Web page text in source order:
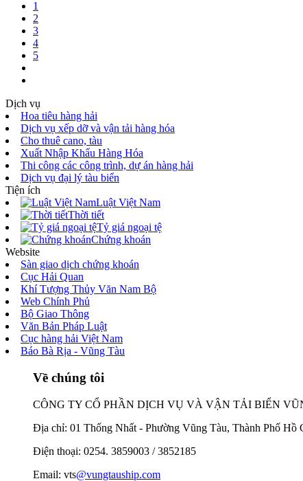
1
2
3
4
5
Dịch vụ
Hoa tiêu hàng hải
Dịch vụ xếp dỡ và vận tải hàng hóa
Cho thuê cano, tàu
Xuất Nhập Khẩu Hàng Hóa
Thi công các công trình, dự án hàng hải
Dịch vụ đại lý tàu biển
Tiện ích
Luật Việt Nam
Thời tiết
Tỷ giá ngoại tệ
Chứng khoán
Website
Sàn giao dịch chứng khoán
Cục Hải Quan
Khí Tượng Thủy Văn Nam Bộ
Web Chính Phủ
Bộ Giao Thông
Văn Bản Pháp Luật
Cục hàng hải Việt Nam
Báo Bà Rịa - Vũng Tàu
Về chúng tôi
CÔNG TY CỔ PHẦN DỊCH VỤ VÀ VẬN TẢI BIỂN
Địa chỉ: 01 Thống Nhất - Phường Vũng Tàu, Thành Phố Hồ
Điện thoại: 0254. 3859003 / 3852185
Email: vts@vungtauship.com